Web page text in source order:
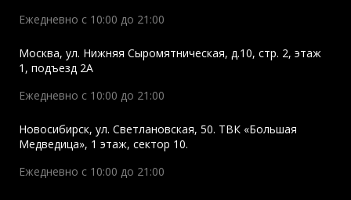
Ежедневно с 10:00 до 21:00
Москва, ул. Нижняя Сыромятническая, д.10, стр. 2, этаж
1, подъезд 2A
Ежедневно с 10:00 до 21:00
Новосибирск, ул. Светлановская, 50. ТВК «Большая
Медведица», 1 этаж, сектор 10.
Ежедневно с 10:00 до 21:00